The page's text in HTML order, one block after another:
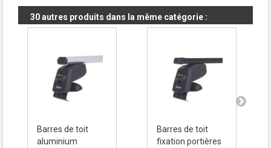
30 autres produits dans la même catégorie :
Barres de toit
aluminium
Barres de toit
fixation portières